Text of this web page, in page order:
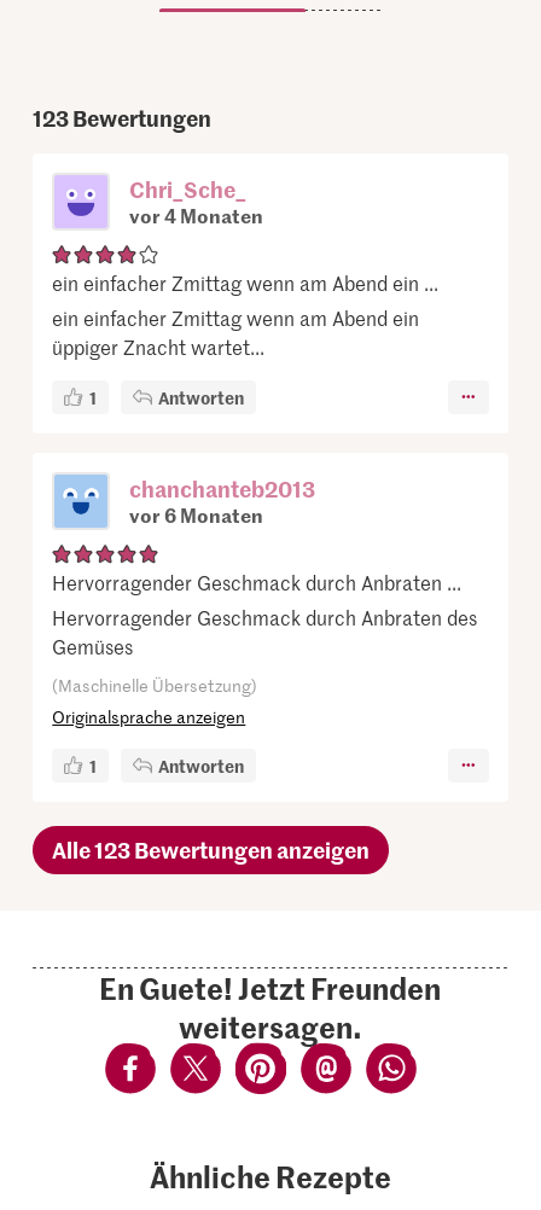
123Bewertungen
Chri_Sche_
vor 4 Monaten
ein einfacher Zmittag wenn am Abend ein ...
ein einfacher Zmittag wenn am Abend ein
üppiger Znacht wartet...
1 Antworten
chanchanteb2013
vor 6 Monaten
Hervorragender Geschmack durch Anbraten ...
Hervorragender Geschmack durch Anbraten des
Gemüses
(Maschinelle Übersetzung)
Originalsprache anzeigen
1 Antworten
Alle 123 Bewertungen anzeigen
En Guete! Jetzt Freunden
weitersagen.
Ähnliche Rezepte